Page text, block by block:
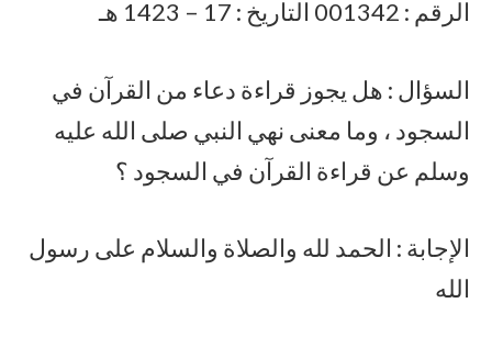
الرقم : 001342 التاريخ : 17 – 1423 هـ
السؤال : هل يجوز قراءة دعاء من القرآن في
السجود ، وما معنى نهي النبي صلى الله عليه
وسلم عن قراءة القرآن في السجود ؟
الإجابة : الحمد لله والصلاة والسلام على رسول
الله